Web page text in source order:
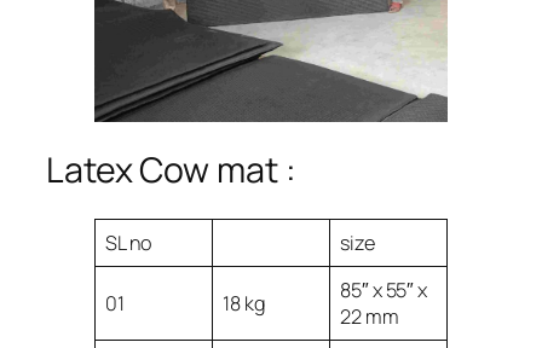
Latex Cow mat :
SL no size
01 18 kg
85″ x 55″ x
22 mm